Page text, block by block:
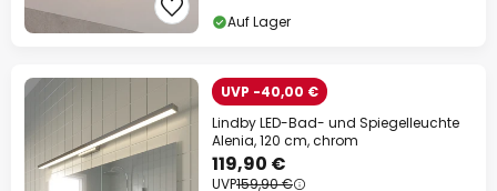
Auf Lager
UVP -40,00 €
Lindby LED-Bad- und Spiegelleuchte
Alenia, 120 cm, chrom
119,90 €
UVP159,90 €